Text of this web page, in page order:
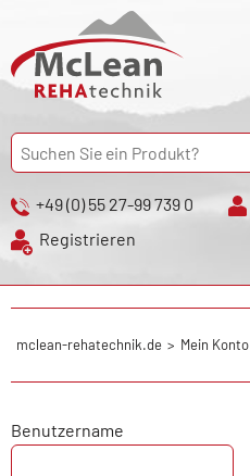
+49 (0) 55 27-99 739 0
Registrieren
mclean-rehatechnik.de Mein Konto
Benutzername